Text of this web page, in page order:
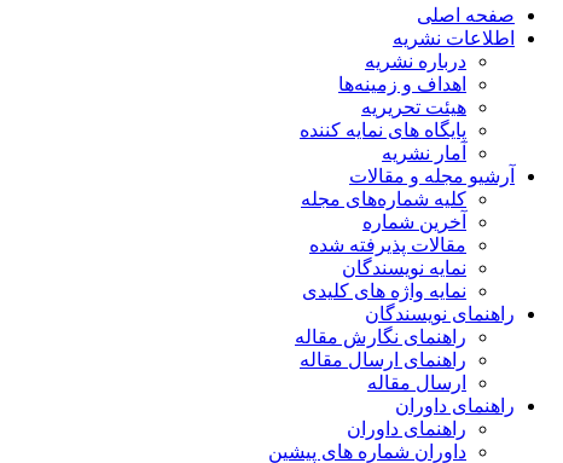
صفحه اصلی
اطلاعات نشریه
درباره نشریه
اهداف و زمینه‌ها
هیئت تحریریه
پایگاه های نمایه کننده
آمار نشریه
آرشیو مجله و مقالات
کلیه شماره‌های مجله
آخرین شماره
مقالات پذیرفته شده
نمایه نویسندگان
نمایه واژه های کلیدی
راهنمای نویسندگان
راهنمای نگارش مقاله
راهنمای ارسال مقاله
ارسال مقاله
راهنمای داوران
راهنمای داوران
داوران شماره های پیشین